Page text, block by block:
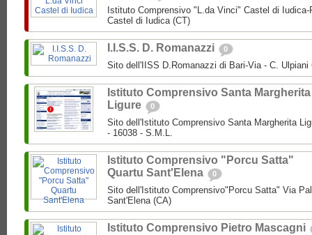
Istituto Comprensivo "L.da Vinci" Castel di
Castel di Iudica (CT)
I.I.S.S. D. Romanazzi 0
Sito dell'IISS D.Romanazzi di Bari-Via - C. Ulpiani
Istituto Comprensivo Santa Margherita
Ligure
0
Sito dell'Istituto Comprensivo Santa Margherita
- 16038 - S.M.L.
Istituto Comprensivo "Porcu Satta"
Quartu Sant'Elena
0
Sito dell'Istituto Comprensivo"Porcu Satta" Via
Sant'Elena (CA)
Istituto Comprensivo Pietro Mascagni